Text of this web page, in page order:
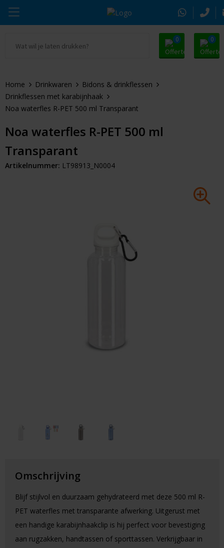
0 0
Drinkwaren
Kleding & Textiel
Tassen & Reizen
Elektronica & Gadgets
Alle promosnoepje
Zomer
Pasen
Kerst
Eindejaarsgeschenken
Thule
Moleskine
Alle merken
Home Drinkwaren
Bidons & drinkflessen
Drinkflessen met karabijnhaak
Noa waterfles R-PET 500 ml Transparant
Noa waterfles R-PET 500 ml
Transparant
Artikelnummer: LT98913_N0004
Omschrijving
Blijf stijlvol en duurzaam gehydrateerd met deze 500 ml R-
PET waterfles met transparante afwerking. Uitgerust met
een handige karabijnhaakclip is hij perfect voor bevestiging
aan rugzakken, handtassen of sporttassen. Verkrijgbaar in